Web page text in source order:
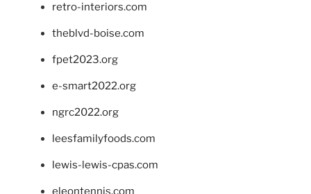
retro-interiors.com
theblvd-boise.com
fpet2023.org
e-smart2022.org
ngrc2022.org
leesfamilyfoods.com
lewis-lewis-cpas.com
eleontennis.com